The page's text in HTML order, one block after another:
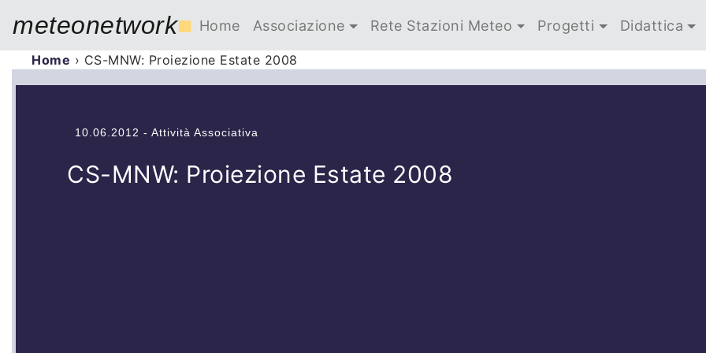
meteonetwork■ Home Associazione Rete Stazioni Meteo Progetti Didattica
Home › CS-MNW: Proiezione Estate 2008
10.06.2012 - Attività Associativa
CS-MNW: Proiezione Estate 2008